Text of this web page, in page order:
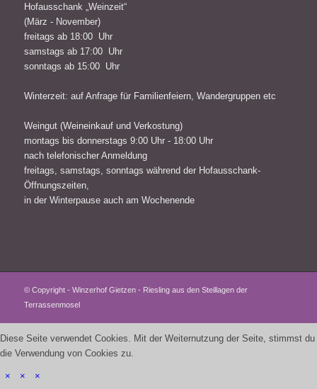
Hofausschank „Weinzeit“
(März - November)
freitags ab 18:00 Uhr
samstags ab 17:00 Uhr
sonntags ab 15:00 Uhr
Winterzeit: auf Anfrage für Familienfeiern, Wandergruppen etc
Weingut (Weineinkauf und Verkostung)
montags bis donnerstags 9:00 Uhr - 18:00 Uhr
nach telefonischer Anmeldung
freitags, samstags, sonntags während der Hofausschank-
Öffnungszeiten,
in der Winterpause auch am Wochenende
© Copyright - Winzerhof Gietzen - Riesling aus den Steillagen der
Terrassenmosel
Diese Seite verwendet Cookies. Mit der Weiternutzung der Seite, stimmst du
die Verwendung von Cookies zu.
× × ×